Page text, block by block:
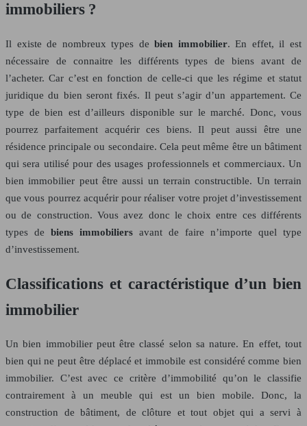
immobiliers ?
Il existe de nombreux types debien immobilier. En effet, il est
nécessaire de connaitre les différents types de biens avant de
l’acheter. Car c’est en fonction de celle-ci que les régime et statut
juridique du bien seront fixés. Il peut s’agir d’un appartement. Ce
type de bien est d’ailleurs disponible sur le marché. Donc, vous
pourrez parfaitement acquérir ces biens. Il peut aussi être une
résidence principale ou secondaire. Cela peut même être un bâtiment
qui sera utilisé pour des usages professionnels et commerciaux. Un
bien immobilier peut être aussi un terrain constructible. Un terrain
que vous pourrez acquérir pour réaliser votre projet d’investissement
ou de construction. Vous avez donc le choix entre ces différents
types de biens immobiliers avant de faire n’importe quel type
d’investissement.
Classifications et caractéristique d’un bien
immobilier
Un bien immobilier peut être classé selon sa nature. En effet, tout
bien qui ne peut être déplacé et immobile est considéré comme bien
immobilier. C’est avec ce critère d’immobilité qu’on le classifie
contrairement à un meuble qui est un bien mobile. Donc, la
construction de bâtiment, de clôture et tout objet qui a servi à